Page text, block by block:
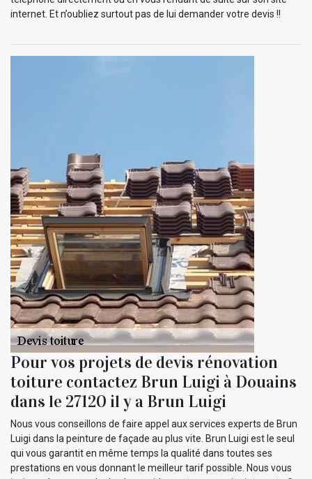
internet. Et n’oubliez surtout pas de lui demander votre devis !!
Pour vos projets de devis rénovation
toiture contactez Brun Luigi à Douains
dans le 27120 il y a Brun Luigi
Nous vous conseillons de faire appel aux services experts de Brun
Luigi dans la peinture de façade au plus vite. Brun Luigi est le seul
qui vous garantit en même temps la qualité dans toutes ses
prestations en vous donnant le meilleur tarif possible. Nous vous